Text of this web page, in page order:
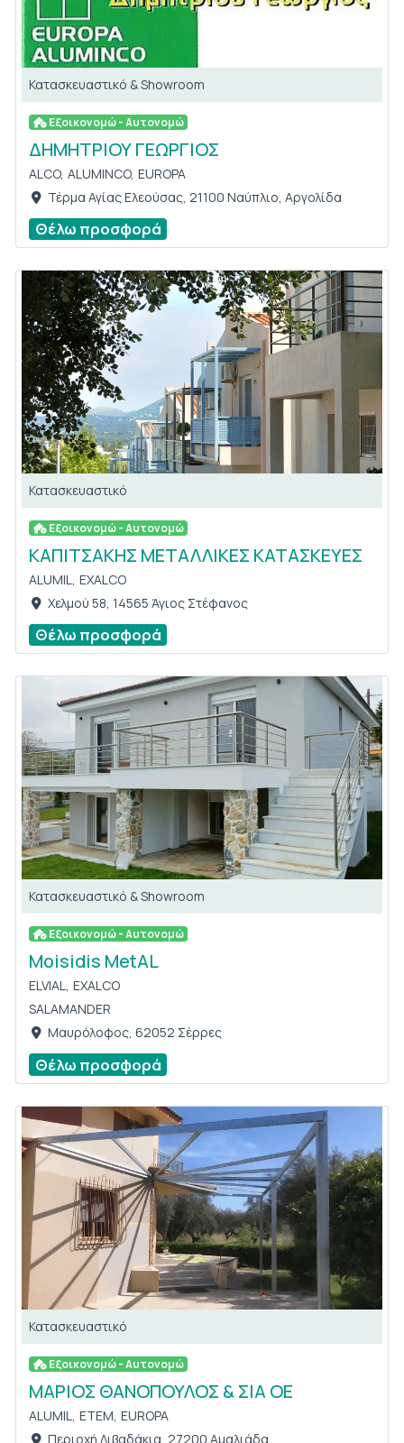
Κατασκευαστικό & Showroom
Εξοικονομώ - Αυτονομώ
ΔΗΜΗΤΡΙΟΥ ΓΕΩΡΓΙΟΣ
ALCO, ALUMINCO, EUROPA
Τέρμα Αγίας Ελεούσας, 21100 Ναύπλιο, Αργολίδα
Θέλω προσφορά
Κατασκευαστικό
Εξοικονομώ - Αυτονομώ
ΚΑΠΙΤΣΑΚΗΣ ΜΕΤΑΛΛΙΚΕΣ ΚΑΤΑΣΚΕΥΕΣ
ALUMIL, EXALCO
Χελμού 58, 14565 Άγιος Στέφανος
Θέλω προσφορά
Κατασκευαστικό & Showroom
Εξοικονομώ - Αυτονομώ
Moisidis MetAL
ELVIAL, EXALCO
SALAMANDER
Μαυρόλοφος, 62052 Σέρρες
Θέλω προσφορά
Κατασκευαστικό
Εξοικονομώ - Αυτονομώ
ΜΑΡΙΟΣ ΘΑΝΟΠΟΥΛΟΣ & ΣΙΑ ΟΕ
ALUMIL, ETEM, EUROPA
Περιοχή Λιβαδάκια, 27200 Αμαλιάδα